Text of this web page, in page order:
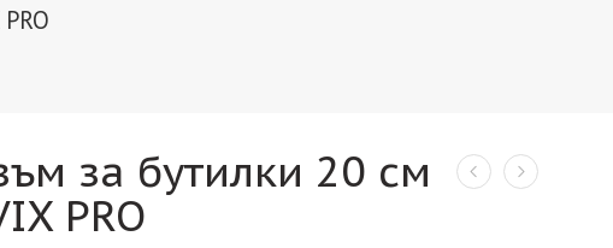
за бутилки 20 см
PRO